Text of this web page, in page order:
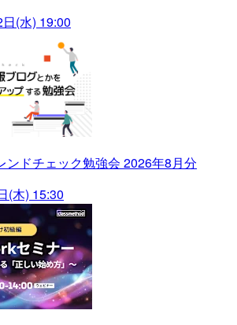
(水) 19:00
ンドチェック勉強会 2026年8月分
(木) 15:30